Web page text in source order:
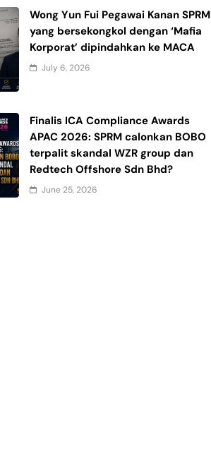
Wong Yun Fui Pegawai Kanan SPRM
yang bersekongkol dengan ‘Mafia
Korporat’ dipindahkan ke MACA
July 6, 2026
Finalis ICA Compliance Awards
APAC 2026: SPRM calonkan BOBO
terpalit skandal WZR group dan
Redtech Offshore Sdn Bhd?
June 25, 2026